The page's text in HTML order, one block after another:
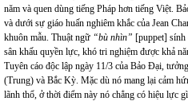
năm và quen dùng tiếng Pháp hơn tiếng Việt.
và dưới sự giáo huấn nghiêm khắc của Jean
khuôn mẫu. Thuật ngữ “bù nhìn” [puppet]
sân khấu quyền lực, khó tri nghiệm được khả
Tuyên cáo độc lập ngày 11/3 của Bảo Đại,
(Trung) và Bắc Kỳ. Mặc dù nó mang lại cảm
lãnh thổ, ở thời điểm này nó chẳng có hiệu lực